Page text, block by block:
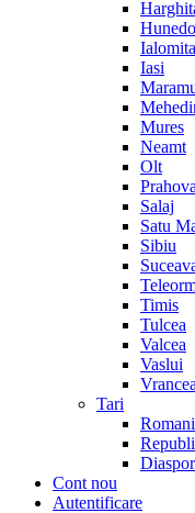
Ialomita
Iasi
Mures
Neamt
Olt
Prahova
Salaj
Satu
Sibiu
Timis
Tulcea
Valcea
Vaslui
Vrancea
Tari
Cont nou
Autentificare